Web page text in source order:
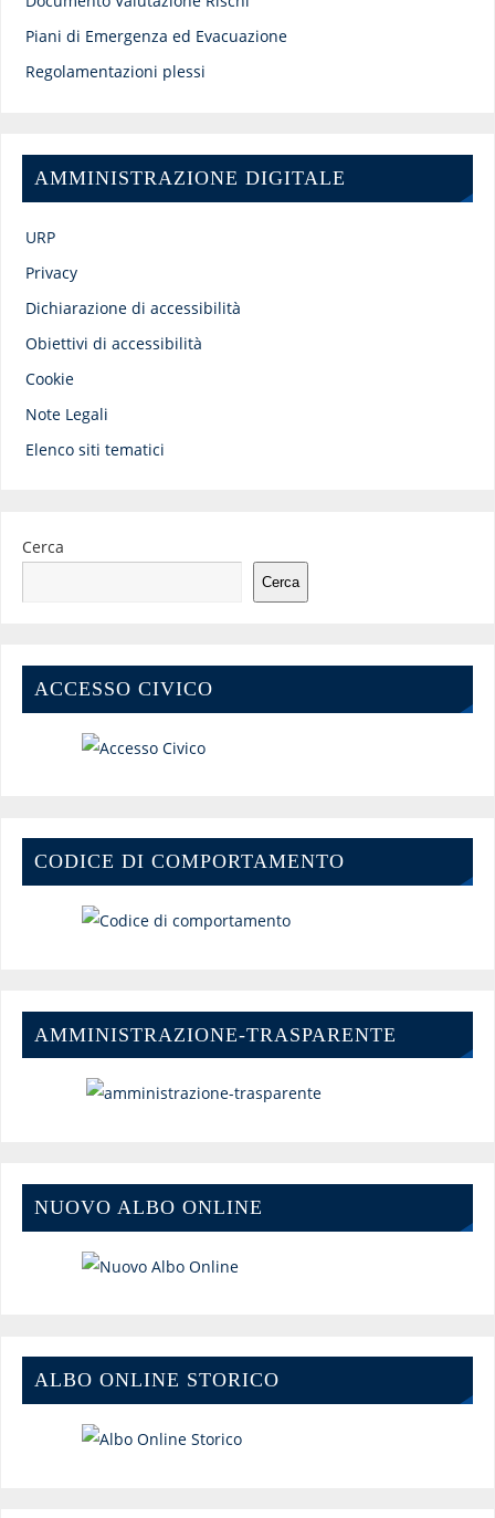
Piani di Emergenza ed Evacuazione
Regolamentazioni plessi
AMMINISTRAZIONE DIGITALE
URP
Privacy
Dichiarazione di accessibilità
Obiettivi di accessibilità
Cookie
Note Legali
Elenco siti tematici
Cerca
Cerca
ACCESSO CIVICO
CODICE DI COMPORTAMENTO
AMMINISTRAZIONE-TRASPARENTE
NUOVO ALBO ONLINE
ALBO ONLINE STORICO